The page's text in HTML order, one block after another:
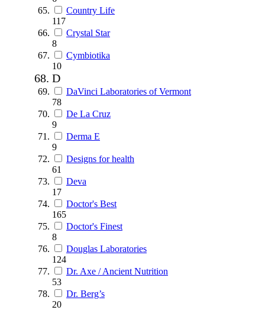
Country Life
117
Crystal Star
8
Cymbiotika
10
D
DaVinci Laboratories of Vermont
78
De La Cruz
9
Derma E
9
Designs for health
61
Deva
17
Doctor's Best
165
Doctor's Finest
8
Douglas Laboratories
124
Dr. Axe / Ancient Nutrition
53
Dr. Berg’s
20